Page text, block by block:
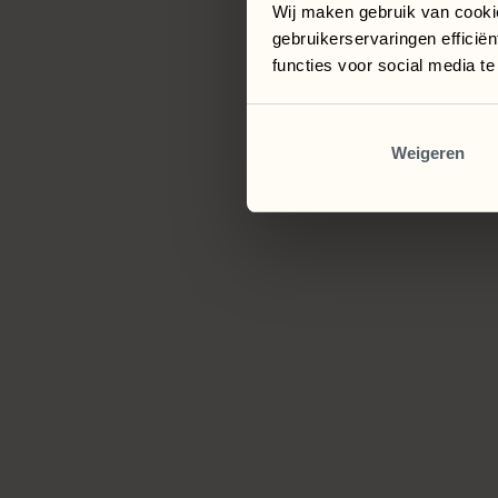
Wij maken gebruik van
gebruikerservaringen
functies voor social media
Weigeren